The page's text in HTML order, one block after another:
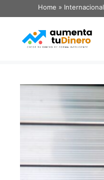
Home » Internacional